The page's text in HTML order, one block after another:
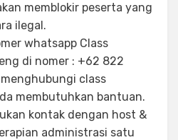
memblokir peserta yang
ilegal.
whatsapp Class
di nomer : +62 822
menghubungi class
membutuhkan bantuan.
kontak dengan host &
administrasi satu